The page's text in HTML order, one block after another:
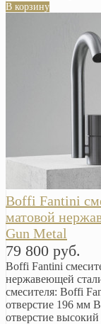
В корзину
Boffi Fantini
матовой
Gun Metal
79 800 руб.
Boffi Fantini
нержавеющей
смесителя: Boffi
отверстие 196 мм
отверстие